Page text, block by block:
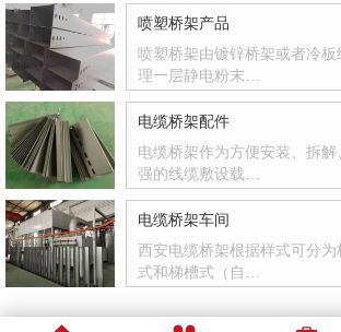
喷塑桥架产品
喷塑桥架由镀锌桥架或者冷
理一层静电粉末…
电缆桥架配件
电缆桥架作为方便安装、拆
强的线缆敷设载…
电缆桥架车间
西安电缆桥架根据样式可分
式和梯槽式（自…